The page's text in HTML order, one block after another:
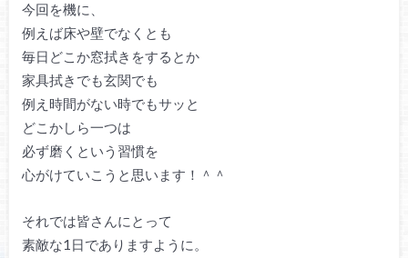
今回を機に、
例えば床や壁でなくとも
毎日どこか窓拭きをするとか
家具拭きでも玄関でも
例え時間がない時でもサッと
どこかしら一つは
必ず磨くという習慣を
心がけていこうと思います！＾＾
それでは皆さんにとって
素敵な1日でありますように。